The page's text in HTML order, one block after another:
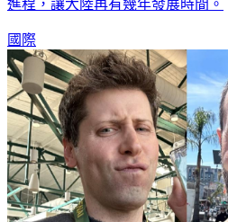
進程，讓大陸再有幾年發展時間。
國際